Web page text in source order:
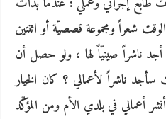
شعراً ومجموعة قصصيّة أو اثنتين
أجد ناشراً صينيّاً لها ، ولو حصل أن
سأجد ناشراً لأعمالي ؟ كان الخيار
أعمالي في بلدي الأم ومن المؤكّد